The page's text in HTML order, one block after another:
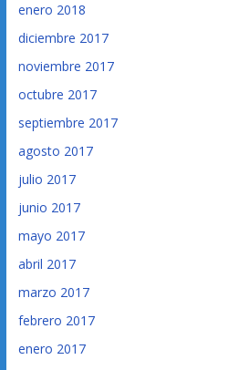
enero 2018
diciembre 2017
noviembre 2017
octubre 2017
septiembre 2017
agosto 2017
julio 2017
junio 2017
mayo 2017
abril 2017
marzo 2017
febrero 2017
enero 2017